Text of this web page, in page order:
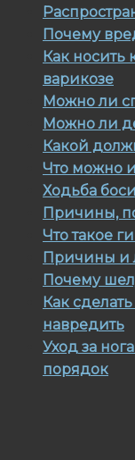
Почему
Как
варикозе
Можно ли
Можно ли
Какой
Что можно
Ходьба
Причины,
Что такое
Причины и
Почему
Как
навредить
Уход за
порядок